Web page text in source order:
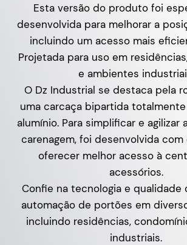
Esta versão do produto foi
desenvolvida para melhorar a
incluindo um acesso mais
Projetada para uso em
e ambientes
O Dz Industrial se destaca pela
uma carcaça bipartida
alumínio. Para simplificar e agilizar
carenagem, foi desenvolvida
oferecer melhor acesso à
acessórios.
Confie na tecnologia e qualidade
automação de portões em
incluindo residências,
industriais.